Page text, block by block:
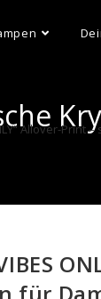
Allover-